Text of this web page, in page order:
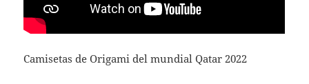
Camisetas de Origami del mundial Qatar 2022